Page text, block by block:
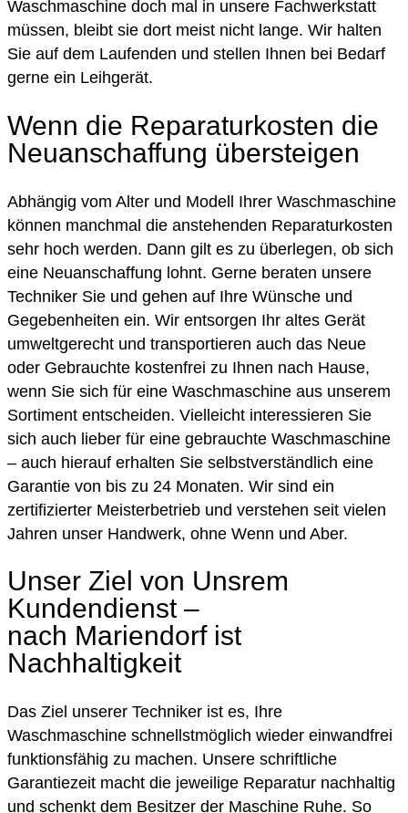
Waschmaschine doch mal in unsere Fachwerkstatt
müssen, bleibt sie dort meist nicht lange. Wir halten
Sie auf dem Laufenden und stellen Ihnen bei Bedarf
gerne ein Leihgerät.
Wenn die Reparaturkosten die
Neuanschaffung übersteigen
Abhängig vom Alter und Modell Ihrer Waschmaschine
können manchmal die anstehenden Reparaturkosten
sehr hoch werden. Dann gilt es zu überlegen, ob sich
eine Neuanschaffung lohnt. Gerne beraten unsere
Techniker Sie und gehen auf Ihre Wünsche und
Gegebenheiten ein. Wir entsorgen Ihr altes Gerät
umweltgerecht und transportieren auch das Neue
oder Gebrauchte kostenfrei zu Ihnen nach Hause,
wenn Sie sich für eine Waschmaschine aus unserem
Sortiment entscheiden. Vielleicht interessieren Sie
sich auch lieber für eine gebrauchte Waschmaschine
– auch hierauf erhalten Sie selbstverständlich eine
Garantie von bis zu 24 Monaten. Wir sind ein
zertifizierter Meisterbetrieb und verstehen seit vielen
Jahren unser Handwerk, ohne Wenn und Aber.
Unser Ziel von Unsrem
Kundendienst –
nach Mariendorf ist
Nachhaltigkeit
Das Ziel unserer Techniker ist es, Ihre
Waschmaschine schnellstmöglich wieder einwandfrei
funktionsfähig zu machen. Unsere schriftliche
Garantiezeit macht die jeweilige Reparatur nachhaltig
und schenkt dem Besitzer der Maschine Ruhe. So